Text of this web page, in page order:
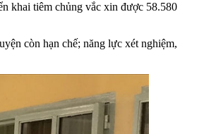
khai tiêm chủng vắc xin được 58.580
còn hạn chế; năng lực xét nghiệm,